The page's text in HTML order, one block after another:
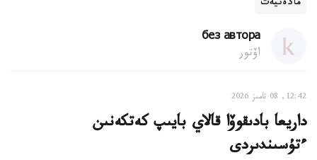
без автора
اۆتور
12:42, 08 تامىز 2026
داريعا بادىقوۆا قالاي بايىپ كەتكەنىن
ءتۇسىندىردى